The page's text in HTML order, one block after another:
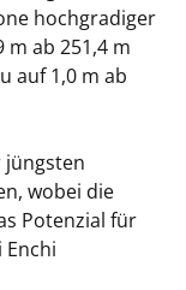
hochgradiger
m ab 251,4 m
auf 1,0 m ab
jüngsten
wobei die
Potenzial für